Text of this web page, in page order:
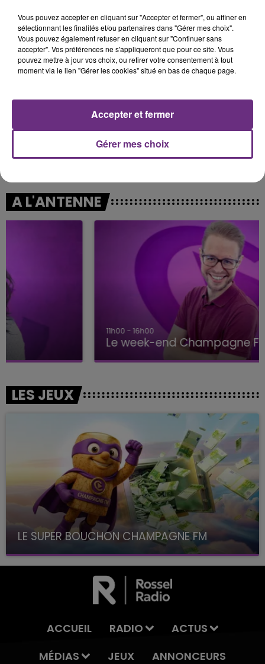
0h20
0h20
Soiree Mondaine
0h17
0h17
Baby One More Time
A L'ANTENNE
11h00 - 16h00
Le week-end Champagne FM
LES JEUX
LE SUPER BOUCHON CHAMPAGNE FM
avec La Famille Champagne FM, à 8H10
ACCUEIL RADIO
ACTUS
MÉDIAS
JEUX ANNONCEURS
Vous pouvez accepter en cliquant sur "Accepter et fermer", ou affiner en
sélectionnant les finalités et/ou partenaires dans "Gérer mes choix".
Vous pouvez également refuser en cliquant sur "Continuer sans
accepter". Vos préférences ne s'appliqueront que pour ce site. Vous
pouvez mettre à jour vos choix, ou retirer votre consentement à tout
moment via le lien "Gérer les cookies" situé en bas de chaque page.
Gérer mes choix
Accepter et fermer